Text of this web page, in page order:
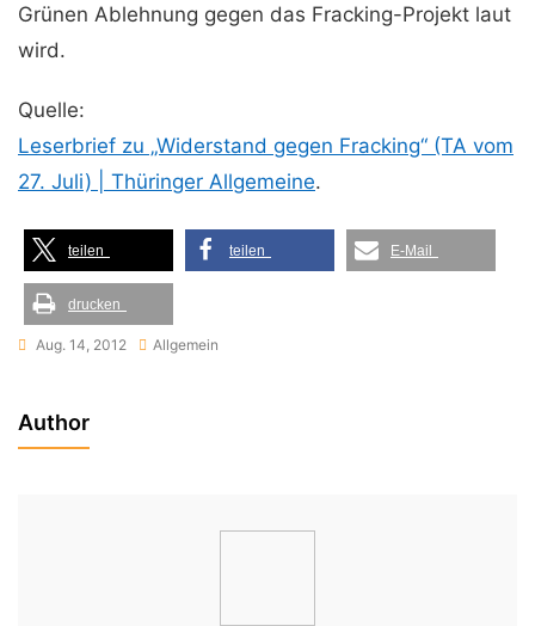
Grünen Ablehnung gegen das Fracking-Projekt laut
wird.
Quelle:
Leserbrief zu „Widerstand gegen Fracking“ (TA vom
27. Juli) | Thüringer Allgemeine.
teilen teilen E-Mail
drucken
Aug. 14, 2012 Allgemein
Author